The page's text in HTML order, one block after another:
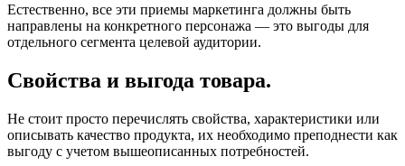
Естественно, все эти приемы маркетинга должны быть
направлены на конкретного персонажа — это выгоды для
отдельного сегмента целевой аудитории.
Свойства и выгода товара.
Не стоит просто перечислять свойства, характеристики или
описывать качество продукта, их необходимо преподнести как
выгоду с учетом вышеописанных потребностей.